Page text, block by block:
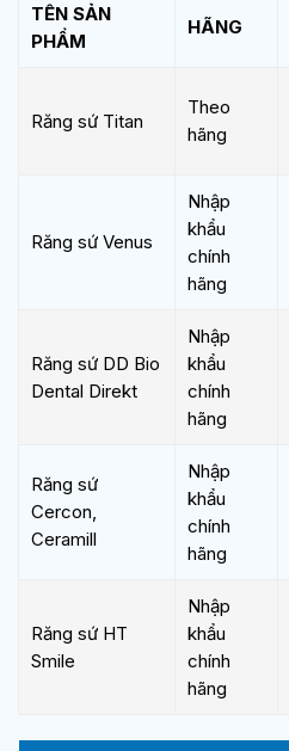
TÊN SẢN
PHẨM
HÃNG
Răng sứ Titan
Theo
hãng
Răng sứ Venus
Nhập
khẩu
chính
hãng
Răng sứ DD Bio
Dental Direkt
Nhập
khẩu
chính
hãng
Răng sứ
Cercon,
Ceramill
Nhập
khẩu
chính
hãng
Răng sứ HT
Smile
Nhập
khẩu
chính
hãng